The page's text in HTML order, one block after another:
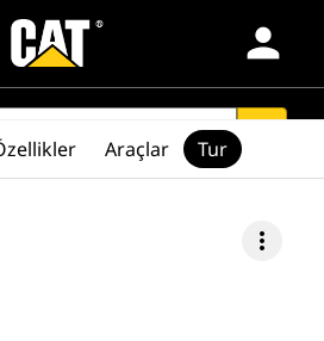
person
more_vert
Araçlar Tur